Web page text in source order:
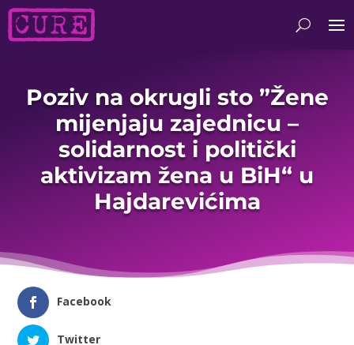
Poziv na okrugli sto ”Žene
mijenjaju zajednicu –
solidarnost i politički
aktivizam žena u BiH“ u
Hajdarevićima
Facebook
Twitter